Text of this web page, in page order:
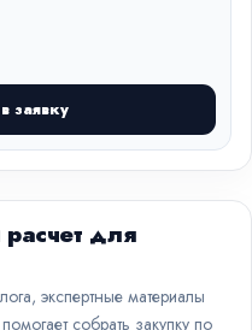
заявку
для
экспертные материалы
собрать закупку по